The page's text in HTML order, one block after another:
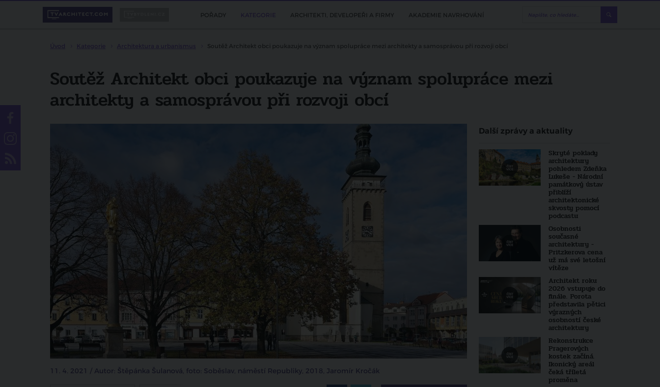
POŘADY ARCHITEKTI, DEVELOPEŘI A FIRMY AKADEMIE NAVRHOVÁNÍ
Soutěž Architekt obci poukazuje na význam spolupráce mezi architekty a samosprávou při rozvoji obcí
Soutěž Architekt obci poukazuje na význam spolupráce mezi
architekty a samosprávou při rozvoji obcí
11. 4. 2021 / Autor: Štěpánka Šulanová, foto: Soběslav, náměstí Republiky, 2018, Jaromír Kročák
Další zprávy a aktuality
Skryté poklady
architektury
pohledem Zdeňka
Lukeše - Národní
památkový ústav
přiblíží
architektonické
skvosty pomocí
podcastu
Osobnosti
současné
architektury -
Pritzkerova cena
už má své letošní
vítěze
Architekt roku
2026 vstupuje do
finále. Porota
představila pětici
výrazných
osobností české
architektury
Rekonstrukce
Pragerových
kostek začíná.
Ikonický areál
čeká tříletá
proměna